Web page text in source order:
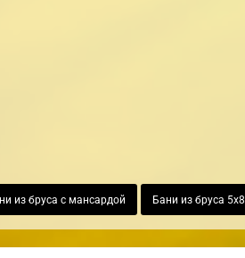
из бруса с мансардой Бани из бруса 5х8